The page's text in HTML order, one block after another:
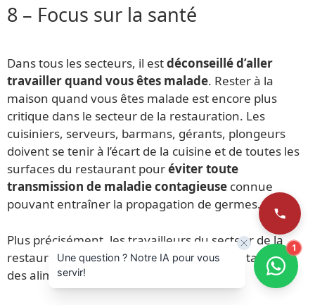
8 – Focus sur la santé
Dans tous les secteurs, il estdéconseillé d’aller
travailler quand vous êtes malade. Rester à la
maison quand vous êtes malade est encore plus
critique dans le secteur de la restauration. Les
cuisiniers, serveurs, barmans, gérants, plongeurs
doivent se tenir à l’écart de la cuisine et de toutes les
surfaces du restaurant pouréviter toute
transmission de maladie contagieuse connue
pouvant entraîner la propagation de germes.
Plus précisément, les travailleurs du secteur de la
restauration ne doivent jamais être en contact avec
des aliments dans le cas suivants :
Une question ? Notre IA pour vous
servir!
1